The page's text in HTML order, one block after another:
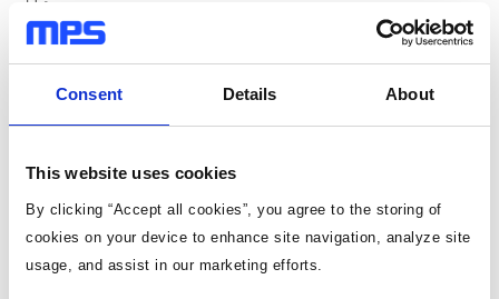
Consent Details About
This website uses cookies
By clicking “Accept all cookies”, you agree to the storing of
cookies on your device to enhance site navigation, analyze site
usage, and assist in our marketing efforts.
值得注意的是，工业应用中的隔离需求呈现明显分层。一
隔离等级与抗共模干扰能力；另一类则集中在板级电源架
构中的中间总线转换，强调高效率、高功率密度与热管理
系统的能量框架。
同一条赛道，不同跑法，谁在定义隔离电源的竞争
逻辑？